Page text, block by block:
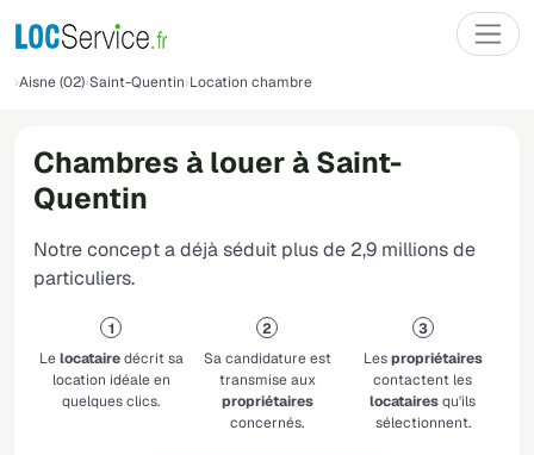
Aisne (02) Saint-Quentin Location chambre
Chambres à louer à Saint-
Quentin
Notre concept a déjà séduit plus de 2,9 millions de
particuliers.
Lelocatairedécrit sa
location idéale en
quelques clics.
Sa candidature est
transmise aux
propriétaires
concernés.
Lespropriétaires
contactent les
locatairesqu'ils
sélectionnent.